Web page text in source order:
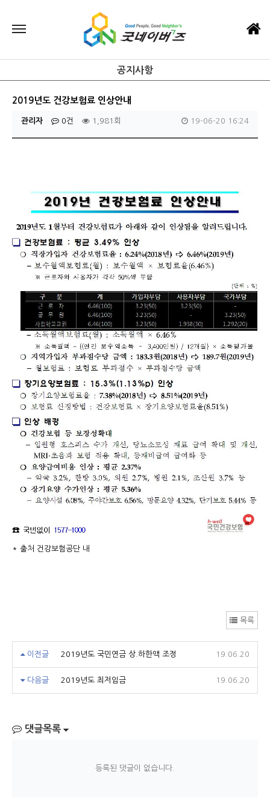
공지사항
2019년도 건강보험료 인상안내
관리자 0건 1,981회 19-06-20 16:24
* 출처 건강보험공단 내
목록
이전글 2019년도 국민연금 상.하한액 조정 19.06.20
다음글 2019년도 최저임금 19.06.20
댓글목록
등록된 댓글이 없습니다.